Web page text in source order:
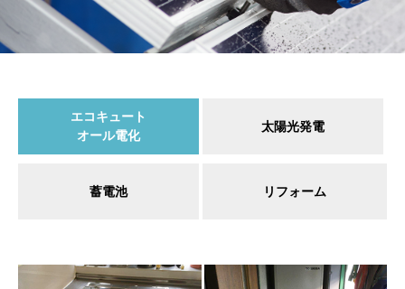
エコキュート
オール電化
太陽光発電
蓄電池 リフォーム